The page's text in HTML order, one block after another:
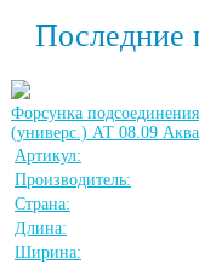
Последние
Форсунка
(универс.) АТ 08.09
Артикул:
Производитель:
Страна:
Длина:
Ширина: